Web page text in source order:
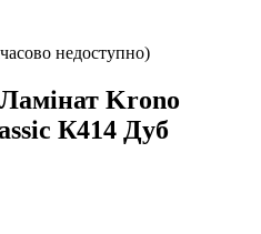
недоступно)
Krono
К414 Дуб